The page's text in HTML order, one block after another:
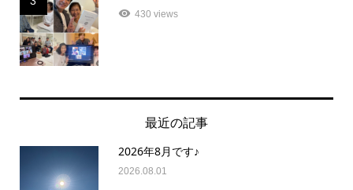
430 views
最近の記事
2026年8月です♪
2026.08.01